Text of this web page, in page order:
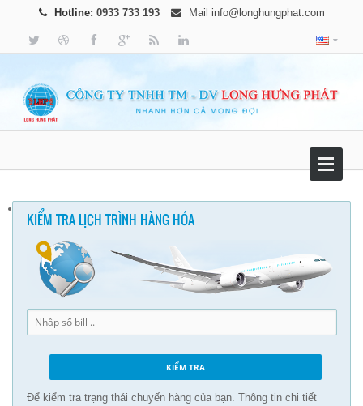
Hotline: 0933 733 193 Mail info@longhungphat.com
KIỂM TRA LỊCH TRÌNH HÀNG HÓA
Để kiểm tra trạng thái chuyến hàng của bạn. Thông tin chi tiết